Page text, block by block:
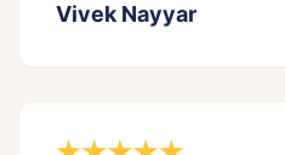
Vivek Nayyar